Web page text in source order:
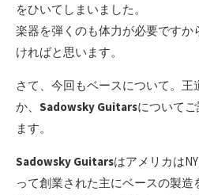
をひいてしまいました。
楽器を弾くのも体力が必要です
ければと思います。
さて、今回もベースについて。
か、 Sadowsky Guitarsについて
ます。
Sadowsky Guitarsはアメリカは
って創業された主にベースの製